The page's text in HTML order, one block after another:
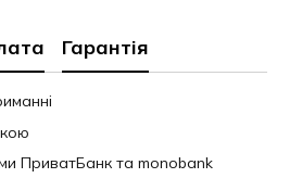
Гарантія
ПриватБанк та monobank